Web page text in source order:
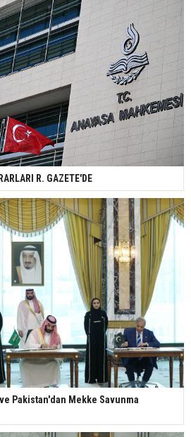
R. GAZETE'DE
Pakistan'dan Mekke Savunma